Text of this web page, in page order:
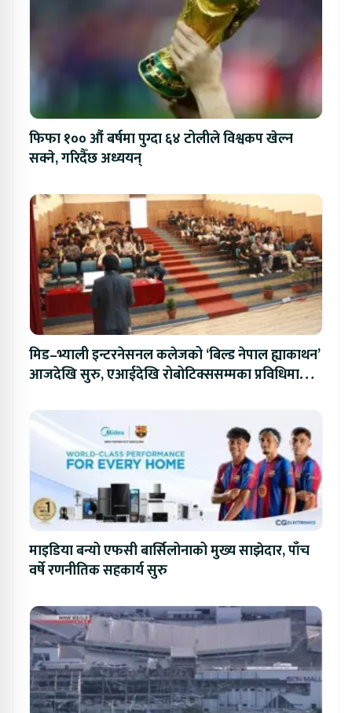
फिफा १०० औं बर्षमा पुग्दा ६४ टोलीले विश्वकप खेल्न
सक्ने, गरिदैँछ अध्ययन्
मिड–भ्याली इन्टरनेसनल कलेजको ‘बिल्ड नेपाल ह्याकाथन’
आजदेखि सुरु, एआईदेखि रोबोटिक्ससम्मका प्रविधिमा
माइडिया बन्यो एफसी बार्सिलोनाको मुख्य साझेदार, पाँच
वर्षे रणनीतिक सहकार्य सुरु